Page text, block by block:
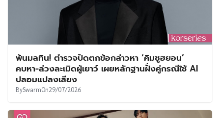
พ้นมลทิน! ตำรวจปัดตกข้อกล่าวหา ‘คิมซูฮยอน’
คบหา-ล่วงละเมิดผู้เยาว์ เผยหลักฐานฝั่งคู่กรณีใช้ AI
ปลอมแปลงเสียง
BySwarmOn29/07/2026